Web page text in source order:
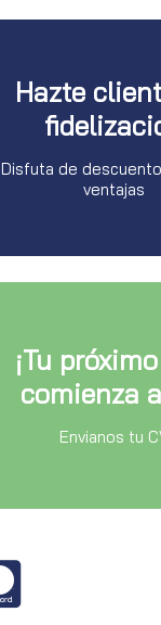
Hazte
Disfuta de
ventajas
¡Tu
comienza
Envianos tu